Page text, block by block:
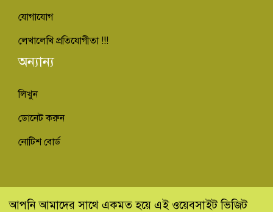
যোগাযোগ
লেখালেখি প্রতিযোগীতা !!!
অন্যান্য
লিখুন
ডোনেট করুন
নোটিশ বোর্ড
© কিভাবে ইনফো - Kivabe Info 2013-2022
আপনি আমাদের সাথে একমত হয়ে এই ওয়েবসাইট ভিজিট